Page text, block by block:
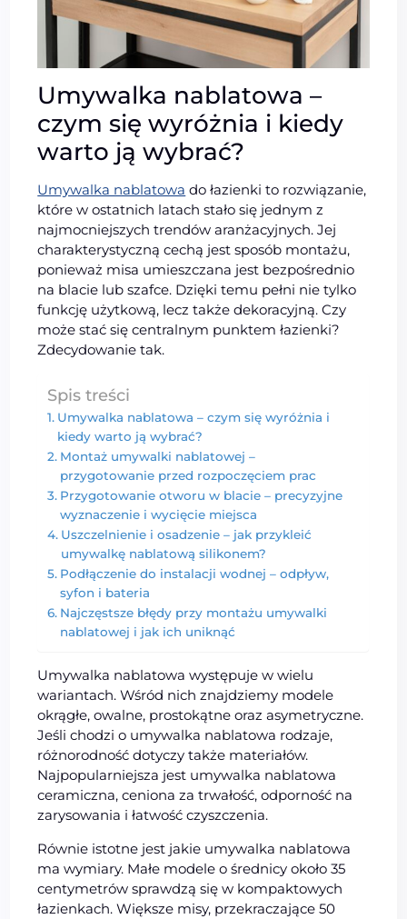
Umywalka nablatowa –
czym się wyróżnia i kiedy
warto ją wybrać?
Umywalka nablatowa do łazienki to rozwiązanie,
które w ostatnich latach stało się jednym z
najmocniejszych trendów aranżacyjnych. Jej
charakterystyczną cechą jest sposób montażu,
ponieważ misa umieszczana jest bezpośrednio
na blacie lub szafce. Dzięki temu pełni nie tylko
funkcję użytkową, lecz także dekoracyjną. Czy
może stać się centralnym punktem łazienki?
Zdecydowanie tak.
Spis treści
Umywalka nablatowa – czym się wyróżnia i
kiedy warto ją wybrać?
Montaż umywalki nablatowej –
przygotowanie przed rozpoczęciem prac
Przygotowanie otworu w blacie – precyzyjne
wyznaczenie i wycięcie miejsca
Uszczelnienie i osadzenie – jak przykleić
umywalkę nablatową silikonem?
Podłączenie do instalacji wodnej – odpływ,
syfon i bateria
Najczęstsze błędy przy montażu umywalki
nablatowej i jak ich uniknąć
Umywalka nablatowa występuje w wielu
wariantach. Wśród nich znajdziemy modele
okrągłe, owalne, prostokątne oraz asymetryczne.
Jeśli chodzi o umywalka nablatowa rodzaje,
różnorodność dotyczy także materiałów.
Najpopularniejsza jest umywalka nablatowa
ceramiczna, ceniona za trwałość, odporność na
zarysowania i łatwość czyszczenia.
Równie istotne jest jakie umywalka nablatowa
ma wymiary. Małe modele o średnicy około 35
centymetrów sprawdzą się w kompaktowych
łazienkach. Większe misy, przekraczające 50